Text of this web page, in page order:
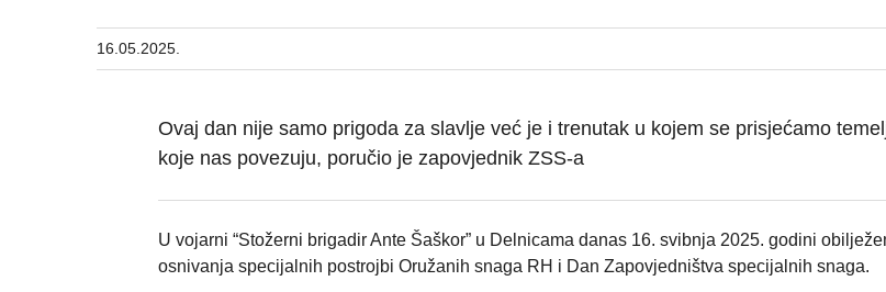
16.05.2025.
Ovaj dan nije samo prigoda za slavlje već je i trenutak u kojem se prisjećamo
koje nas povezuju, poručio je zapovjednik ZSS-a
U vojarni “Stožerni brigadir Ante Šaškor” u Delnicama danas 16. svibnja 2025. godini
osnivanja specijalnih postrojbi Oružanih snaga RH i Dan Zapovjedništva specijalnih snaga.